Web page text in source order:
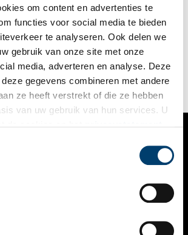
om content en advertenties te
functies voor social media te bieden
te analyseren. Ook delen we
gebruik van onze site met onze
media, adverteren en analyse. Deze
gegevens combineren met andere
ze heeft verstrekt of die ze hebben
van uw gebruik van hun services. U
mogen dan vanzelfsprekend
is eigenlijk ouder dan je denkt. Haast
symbolen, van de vrolijke paashaas tot de
zijn namelijk ontstaan uit heidense
was er alleen érg goed in om deze
een christelijk tintje te geven.